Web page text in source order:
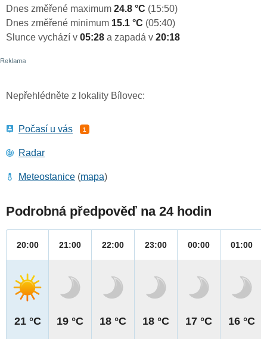
Dnes změřené maximum 24.8 °C (15:50)
Dnes změřené minimum 15.1 °C (05:40)
Slunce vychází v 05:28 a zapadá v 20:18
Nepřehlédněte z lokality Bílovec:
Počasí u vás 1
Radar
Meteostanice (mapa)
Podrobná předpověď na 24 hodin
20:00
21 °C
21:00
19 °C
22:00
18 °C
23:00
18 °C
00:00
17 °C
01:00
16 °C